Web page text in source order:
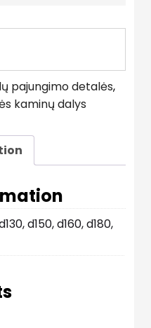
pajungimo detalės,
kaminų dalys
d150, d160, d180,